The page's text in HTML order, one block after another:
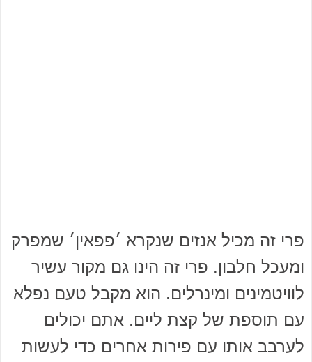
פרי זה מכיל אנזים שנקרא ׳פפאין׳ שמפרק
ומעכל חלבון. פרי זה הינו גם מקור עשיר
לוויטמינים ומינרלים. הוא מקבל טעם נפלא
עם תוספת של קצת ליים. אתם יכולים
לערבב אותו עם פירות אחרים כדי לעשות